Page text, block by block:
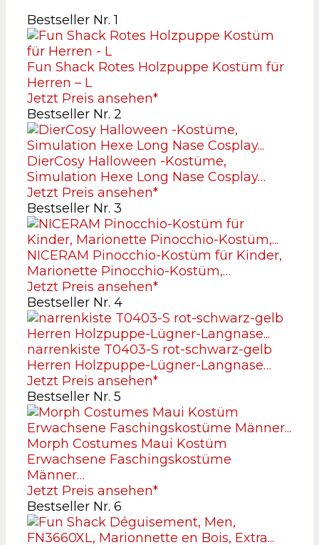
Bestseller Nr. 1
Fun Shack Rotes Holzpuppe Kostüm für
Herren – L
Jetzt Preis ansehen*
Bestseller Nr. 2
DierCosy Halloween -Kostüme,
Simulation Hexe Long Nase Cosplay…
Jetzt Preis ansehen*
Bestseller Nr. 3
NICERAM Pinocchio-Kostüm für Kinder,
Marionette Pinocchio-Kostüm,…
Jetzt Preis ansehen*
Bestseller Nr. 4
narrenkiste T0403-S rot-schwarz-gelb
Herren Holzpuppe-Lügner-Langnase…
Jetzt Preis ansehen*
Bestseller Nr. 5
Morph Costumes Maui Kostüm
Erwachsene Faschingskostüme
Männer…
Jetzt Preis ansehen*
Bestseller Nr. 6